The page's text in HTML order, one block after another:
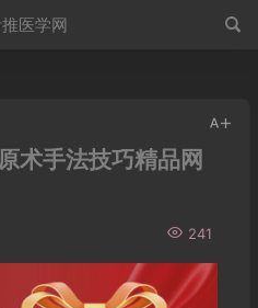
医学网
术手法技巧精品网
241